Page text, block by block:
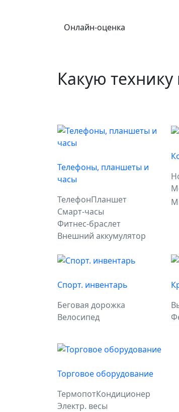
Онлайн-оценка
Какую
Телефоны, планшеты и
часы
ТелефонПланшет
Смарт-часы
Фитнес-браслет
Внешний аккумулятор
Спорт. инвентарь
Беговая дорожка
Велосипед
Торговое оборудование
ТермопотКондиционер
Электр. весы